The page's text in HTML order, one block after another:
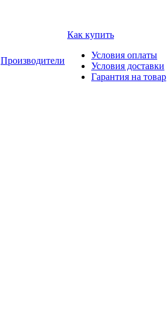
Производители
Как купить
Условия оплаты
Условия доставки
Гарантия на товар